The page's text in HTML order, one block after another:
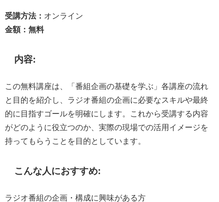
受講方法： オンライン
金額：無料
内容:
この無料講座は、「番組企画の基礎を学ぶ」各講座の流れ
と目的を紹介し、ラジオ番組の企画に必要なスキルや最終
的に目指すゴールを明確にします。これから受講する内容
がどのように役立つのか、実際の現場での活用イメージを
持ってもらうことを目的としています。
こんな人におすすめ:
ラジオ番組の企画・構成に興味がある方